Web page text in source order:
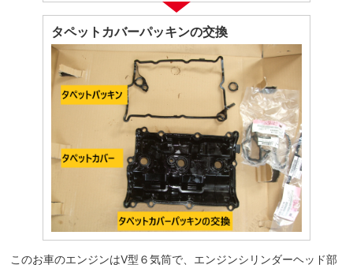
タペットカバーパッキンの交換
このお車のエンジンはV型６気筒で、エンジンシリンダーヘッド部